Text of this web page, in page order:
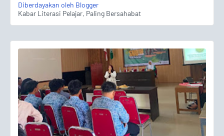
Diberdayakan oleh Blogger
Kabar Literasi Pelajar, Paling Bersahabat